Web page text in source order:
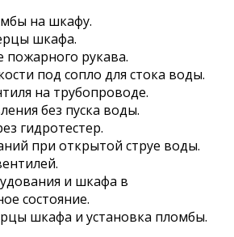
на шкафу.
шкафа.
пожарного рукава.
под сопло для стока воды.
на трубопроводе.
без пуска воды.
гидротестер.
при открытой струе воды.
и шкафа в
состояние.
шкафа и установка пломбы.